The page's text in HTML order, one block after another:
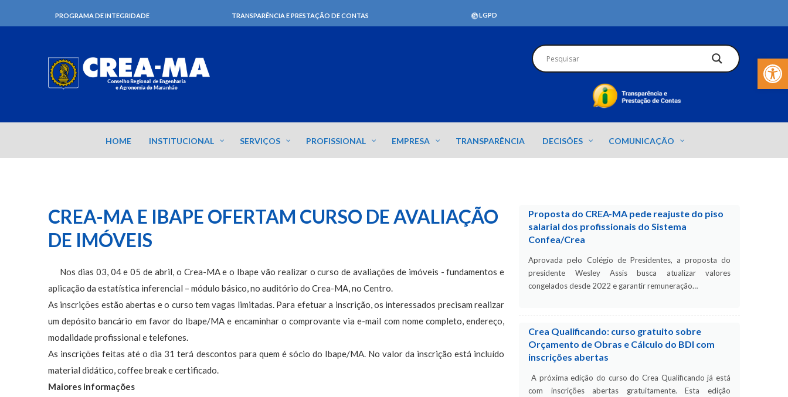
Barra de
PROGRAMA DE INTEGRIDADE TRANSPARÊNCIA E PRESTAÇÃO DE CONTAS LGPD
HOME INSTITUCIONAL SERVIÇOS PROFISSIONAL EMPRESA TRANSPARÊNCIA DECISÕES COMUNICAÇÃO
CREA-MA E IBAPE OFERTAM CURSO DE AVALIAÇÃO
DE IMÓVEIS
Nos dias 03, 04 e 05 de abril, o Crea-MA e o Ibape vão realizar o curso de avaliações de imóveis - fundamentos e
aplicação da estatística inferencial – módulo básico, no auditório do Crea-MA, no Centro.
As inscrições estão abertas e o curso tem vagas limitadas. Para efetuar a inscrição, os interessados precisam realizar
um depósito bancário em favor do Ibape/MA e encaminhar o comprovante via e-mail com nome completo, endereço,
modalidade profissional e telefones.
As inscrições feitas até o dia 31 terá descontos para quem é sócio do Ibape/MA. No valor da inscrição está incluído
material didático, coffee break e certificado.
Maiores informações
Proposta do CREA-MA pede reajuste do piso
salarial dos profissionais do Sistema
Confea/Crea
Aprovada pelo Colégio de Presidentes, a proposta do
presidente Wesley Assis busca atualizar valores
congelados desde 2022 e garantir remuneração…
Crea Qualificando: curso gratuito sobre
Orçamento de Obras e Cálculo do BDI com
inscrições abertas
A próxima edição do curso do Crea Qualificando já está
com inscrições abertas gratuitamente. Esta edição